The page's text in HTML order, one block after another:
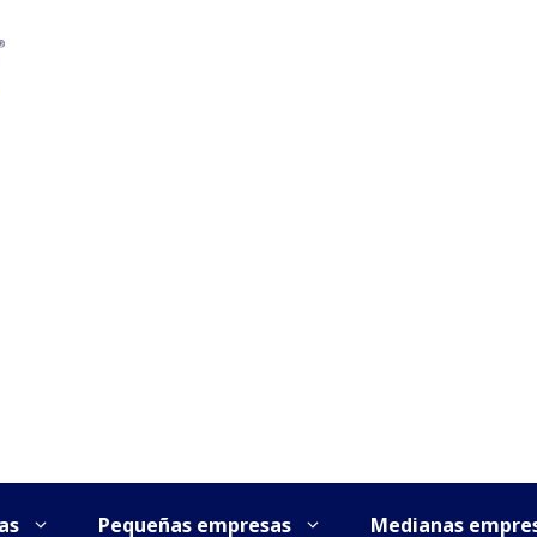
Pequeñas empresas Medianas